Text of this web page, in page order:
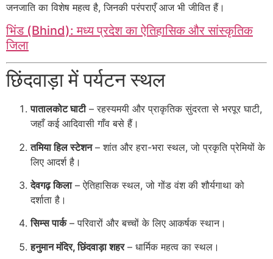
जनजाति का विशेष महत्व है, जिनकी परंपराएँ आज भी जीवित हैं।
भिंड (Bhind): मध्य प्रदेश का ऐतिहासिक और सांस्कृतिक
जिला
छिंदवाड़ा में पर्यटन स्थल
पातालकोट घाटी– रहस्यमयी और प्राकृतिक सुंदरता से भरपूर घाटी,
जहाँ कई आदिवासी गाँव बसे हैं।
तमिया हिल स्टेशन– शांत और हरा-भरा स्थल, जो प्रकृति प्रेमियों के
लिए आदर्श है।
देवगढ़ किला– ऐतिहासिक स्थल, जो गोंड वंश की शौर्यगाथा को
दर्शाता है।
सिम्स पार्क– परिवारों और बच्चों के लिए आकर्षक स्थान।
हनुमान मंदिर, छिंदवाड़ा शहर– धार्मिक महत्व का स्थल।